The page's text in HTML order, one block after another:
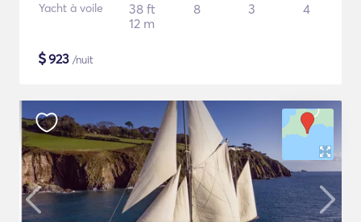
Yacht à voile
38 ft
12 m
8 3 4
$923 /nuit